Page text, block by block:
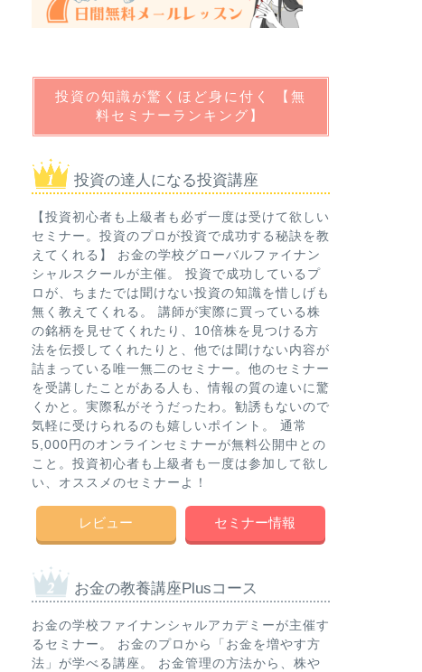
投資の知識が驚くほど身に付く 【無
料セミナーランキング】
投資の達人になる投資講座
【投資初心者も上級者も必ず一度は受けて欲しい
セミナー。投資のプロが投資で成功する秘訣を教
えてくれる】 お金の学校グローバルファイナン
シャルスクールが主催。 投資で成功しているプ
ロが、ちまたでは聞けない投資の知識を惜しげも
無く教えてくれる。 講師が実際に買っている株
の銘柄を見せてくれたり、10倍株を見つける方
法を伝授してくれたりと、他では聞けない内容が
詰まっている唯一無二のセミナー。他のセミナー
を受講したことがある人も、情報の質の違いに驚
くかと。実際私がそうだったわ。勧誘もないので
気軽に受けられるのも嬉しいポイント。 通常
5,000円のオンラインセミナーが無料公開中との
こと。投資初心者も上級者も一度は参加して欲し
い、オススメのセミナーよ！
レビュー セミナー情報
お金の教養講座Plusコース
お金の学校ファイナンシャルアカデミーが主催す
るセミナー。 お金のプロから「お金を増やす方
法」が学べる講座。 お金管理の方法から、株や